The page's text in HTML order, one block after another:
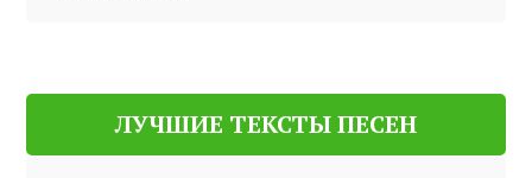
ЛУЧШИЕ ТЕКСТЫ ПЕСЕН